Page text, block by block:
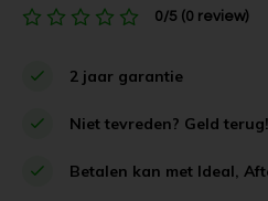
0/5 (0 review)
2 jaar garantie
Niet tevreden? Geld terug!
Betalen kan met Ideal,